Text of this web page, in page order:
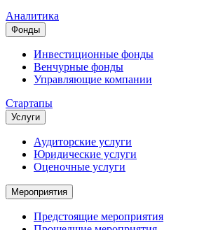
Аналитика
Фонды
Инвестиционные фонды
Венчурные фонды
Управляющие компании
Стартапы
Услуги
Аудиторские услуги
Юридические услуги
Оценочные услуги
Мероприятия
Предстоящие мероприятия